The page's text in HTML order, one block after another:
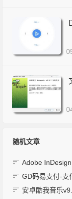
随机文章
Adobe
GD码易支付-支
安卓酷我音乐